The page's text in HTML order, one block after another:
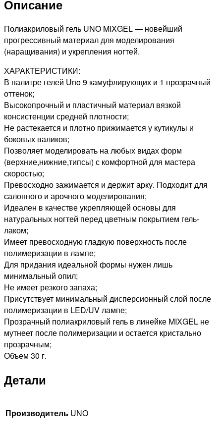
Описание
Полиакриловый гель UNO MIXGEL — новейший
прогрессивный материал для моделирования
(наращивания) и укрепления ногтей.
ХАРАКТЕРИСТИКИ:
В палитре гелей Uno 9 камуфлирующих и 1 прозрачный
оттенок;
Высокопрочный и пластичный материал вязкой
консистенции средней плотности;
Не растекается и плотно прижимается у кутикулы и
боковых валиков;
Позволяет моделировать на любых видах форм
(верхние,нижние,типсы) с комфортной для мастера
скоростью;
Превосходно зажимается и держит арку. Подходит для
салонного и арочного моделирования;
Идеален в качестве укрепляющей основы для
натуральных ногтей перед цветным покрытием гель-
лаком;
Имеет превосходную гладкую поверхность после
полимеризации в лампе;
Для придания идеальной формы нужен лишь
минимальный опил;
Не имеет резкого запаха;
Присутствует минимальный дисперсионный слой после
полимеризации в LED/UV лампе;
Прозрачный полиакриловый гель в линейке MIXGEL не
мутнеет после полимеризации и остается кристально
прозрачным;
Объем 30 г.
Детали
Производитель UNO